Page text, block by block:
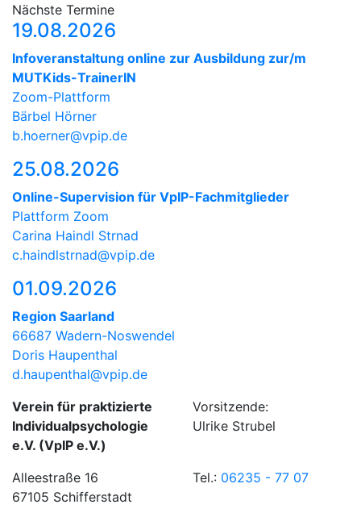
Nächste Termine
19.08.2026
Infoveranstaltung online zur Ausbildung zur/m
MUTKids-TrainerIN
Zoom-Plattform
Bärbel Hörner
b.hoerner@vpip.de
25.08.2026
Online-Supervision für VpIP-Fachmitglieder
Plattform Zoom
Carina Haindl Strnad
c.haindlstrnad@vpip.de
01.09.2026
Region Saarland
66687 Wadern-Noswendel
Doris Haupenthal
d.haupenthal@vpip.de
Verein für praktizierte
Individualpsychologie
e.V. (VpIP e.V.)
Vorsitzende:
Ulrike Strubel
Alleestraße 16
67105 Schifferstadt
Tel.: 06235 - 77 07